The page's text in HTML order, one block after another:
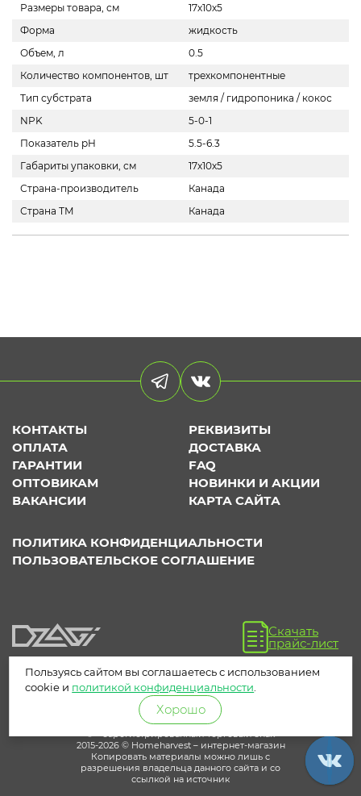
Размеры товара, см
17х10х5
Форма
жидкость
Объем, л
0.5
Количество компонентов, шт
трехкомпонентные
Тип субстрата
земля / гидропоника / кокос
NPK
5-0-1
Показатель pH
5.5-6.3
Габариты упаковки, см
17х10х5
Страна-производитель
Канада
Страна ТМ
Канада
КОНТАКТЫ
РЕКВИЗИТЫ
ОПЛАТА
ДОСТАВКА
ГАРАНТИИ
FAQ
ОПТОВИКАМ
НОВИНКИ И АКЦИИ
ВАКАНСИИ
КАРТА САЙТА
ПОЛИТИКА КОНФИДЕНЦИАЛЬНОСТИ
ПОЛЬЗОВАТЕЛЬСКОЕ СОГЛАШЕНИЕ
Скачать
прайс-лист
® – зарегистрированный торговый знак
2015-2026 © Homeharvest – интернет-магазин
Копировать материалы можно лишь с
разрешения владельца данного сайта и со
ссылкой на источник
Пользуясь сайтом вы соглашаетесь с использованием
cookie и политикой конфиденциальности
Хорошо